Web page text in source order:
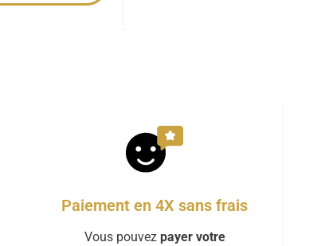
Paiement en 4X sans frais
Vous pouvez payer votre